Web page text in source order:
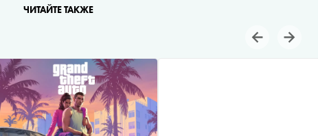
ЧИТАЙТЕ ТАКЖЕ